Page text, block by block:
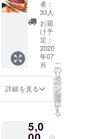
チ+ドリ
ンク
+ケーキ
セット2
枚】 ラ
ンチに
はサラ
ダと
スープ
が付き
ます。
限は
2023年
者：
33人
お届
け予
定：
2020
年07
月
詳細を見る
こ
の
リ
タ
ー
ン
を
選
択
す
る
5,0